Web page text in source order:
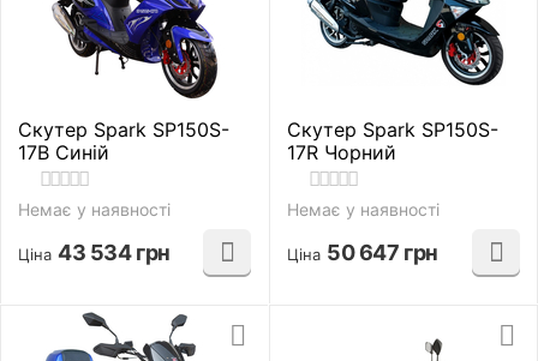
Скутер Spark SP150S-
17B Синій
Немає у наявності
Ціна 43 534 грн
Скутер Spark SP150S-
17R Чорний
Немає у наявності
Ціна 50 647 грн